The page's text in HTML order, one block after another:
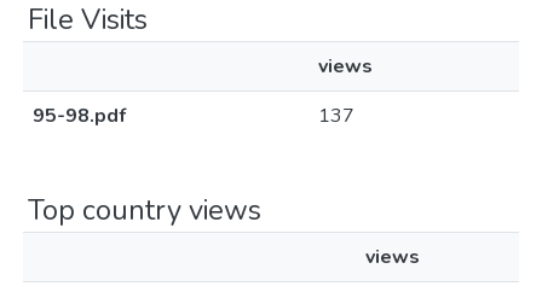
File Visits
views
95-98.pdf
137
Top country views
views